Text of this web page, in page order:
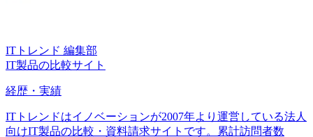
ITトレンド 編集部
IT製品の比較サイト
経歴・実績
ITトレンドはイノベーションが2007年より運営している法人
向けIT製品の比較・資料請求サイトです。累計訪問者数